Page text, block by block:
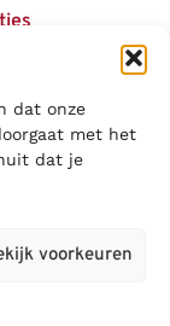
dat onze
met het
dat je
voorkeuren